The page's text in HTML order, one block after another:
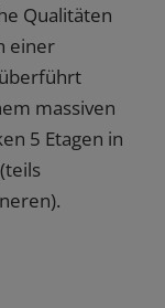
Qualitäten
einer
massiven
5 Etagen in